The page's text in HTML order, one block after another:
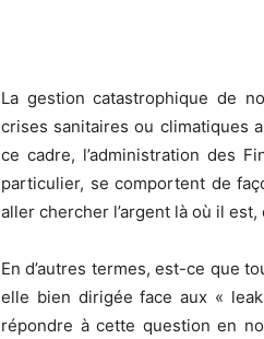
La gestion catastrophique de
crises sanitaires ou climatiques
ce cadre, l’administration des
particulier, se comportent de
aller chercher l’argent là où il
En d’autres termes, est-ce que
elle bien dirigée face aux «
répondre à cette question en